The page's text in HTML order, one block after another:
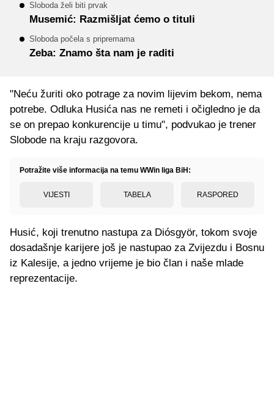
Sloboda želi biti prvak
Musemić: Razmišljat ćemo o tituli
Sloboda počela s pripremama
Zeba: Znamo šta nam je raditi
"Neću žuriti oko potrage za novim lijevim bekom, nema
potrebe. Odluka Husića nas ne remeti i očigledno je da
se on prepao konkurencije u timu", podvukao je trener
Slobode na kraju razgovora.
Potražite više informacija na temu WWin liga BiH:
VIJESTI TABELA RASPORED
Husić, koji trenutno nastupa za Diósgyör, tokom svoje
dosadašnje karijere još je nastupao za Zvijezdu i Bosnu
iz Kalesije, a jedno vrijeme je bio član i naše mlade
reprezentacije.